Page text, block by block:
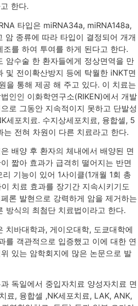
한다.
타입은 miRNA34a, miRNA148a,
암 종류에 따라 타입이 결정되어 개개
를 하여 투여를 하게 된다고 한다.
암수술 한 환자들에게 정상면역을 만
및 전이확산방지 등에 탁월한 iNKT면
을 통해 제공 해 주고 있다. 이 치료는
인인 이화학연구소(RIKEN)에서 개발
로 그동안 지속적이지 못하고 단발성
세포치료. 수지상세포치료, 융합셀, 5
는 전혀 차원이 다른 치료라고 한다.
배양 후 환자의 체내에서 배양된 면
짧아 효과가 급격히 떨어지는 반면
기능이 있어 1사이클(1개월 1회 총
치료 효과를 장기간 지속시키기도
론 발현으로 강력하게 암을 제거하는
방식의 최첨단 치료법이라고 한다.
치바대학과, 게이오대학, 도쿄대학에
를 객관적으로 입증했고 이에 대한 연
있는 암학회지에 많은 논문으로 발
독일에서 중입자치료 양성자치료 면
료, 융합셀 ,NK세포치료, LAK, ANK,